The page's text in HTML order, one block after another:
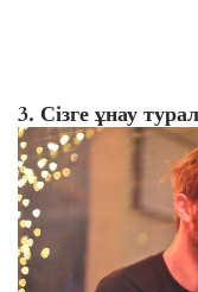
3. Сізге ұнау